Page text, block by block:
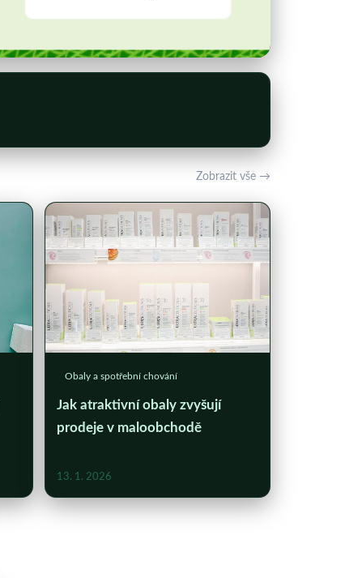
Zobrazit vše →
Obaly a spotřební chování
Jak atraktivní obaly zvyšují
prodeje v maloobchodě
13. 1. 2026